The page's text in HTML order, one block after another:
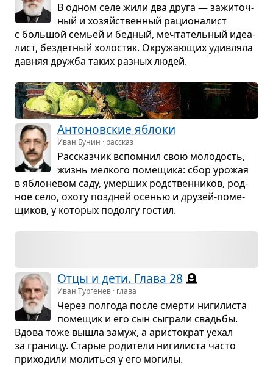
В одном селе жили два друга — зажи­точ­
ный и хозяйствен­ный раци­о­на­лист
с боль­шой семьёй и бед­ный, меч­та­тель­ный иде­а­
лист, без­дет­ный холо­стяк. Окру­жа­ю­щих удив­ляла
дав­няя дружба таких раз­ных людей.
Анто­нов­ские яблоки
Иван Бунин · рассказ
Рас­сказ­чик вспо­мнил свою моло­дость,
жизнь мел­кого поме­щика: сбор уро­жая
в ябло­не­вом саду, умер­ших род­ствен­ни­ков, род­
ное село, охоту позд­ней осе­нью и дру­зей-поме­
щи­ков, у кото­рых подолгу гостил.
Отцы и дети. Глава 28 🪦
Иван Тургенев · глава
Через пол­года после смерти ниги­ли­ста
поме­щик и его сын сыграли сва­дьбы.
Вдова тоже вышла замуж, а ари­сто­крат уехал
за гра­ницу. Ста­рые роди­тели ниги­ли­ста часто
при­хо­дили молиться у его могилы.